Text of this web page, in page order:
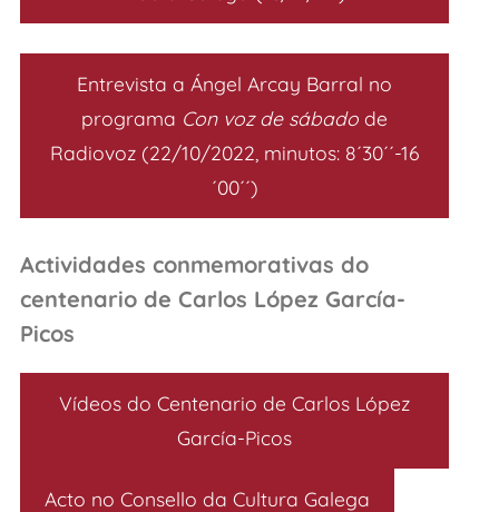
Entrevista a Ángel Arcay Barral no
programa Con voz de sábado de
Radiovoz (22/10/2022, minutos: 8´30´´-16
´00´´)
Actividades conmemorativas do
centenario de Carlos López García-
Picos
Vídeos do Centenario de Carlos López
García-Picos
Acto no Consello da Cultura Galega